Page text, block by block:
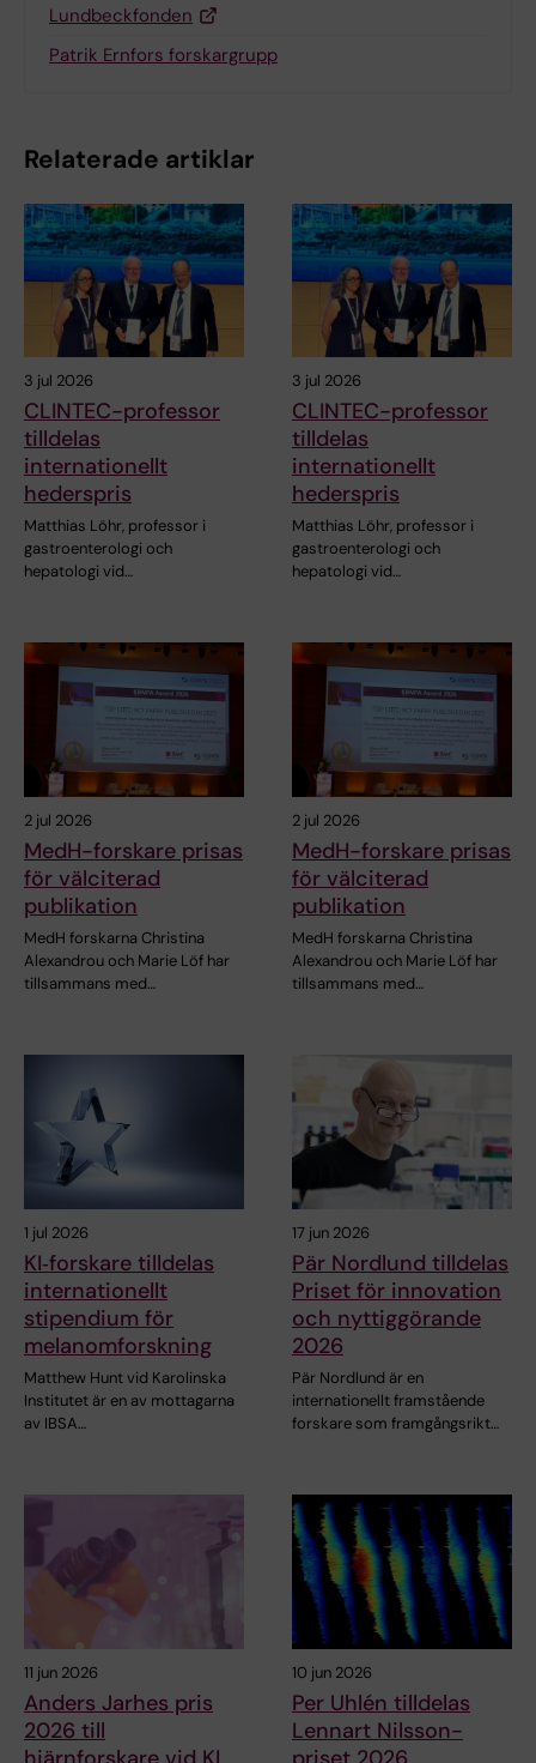
Lundbeckfonden
Patrik Ernfors forskargrupp
Relaterade artiklar
3 jul 2026
CLINTEC-professor
tilldelas
internationellt
hederspris
Matthias Löhr, professor i
gastroenterologi och
hepatologi vid…
3 jul 2026
CLINTEC-professor
tilldelas
internationellt
hederspris
Matthias Löhr, professor i
gastroenterologi och
hepatologi vid…
2 jul 2026
MedH-forskare prisas
för välciterad
publikation
MedH forskarna Christina
Alexandrou och Marie Löf har
tillsammans med…
2 jul 2026
MedH-forskare prisas
för välciterad
publikation
MedH forskarna Christina
Alexandrou och Marie Löf har
tillsammans med…
1 jul 2026
KI‑forskare tilldelas
internationellt
stipendium för
melanomforskning
Matthew Hunt vid Karolinska
Institutet är en av mottagarna
av IBSA…
17 jun 2026
Pär Nordlund tilldelas
Priset för innovation
och nyttiggörande
2026
Pär Nordlund är en
internationellt framstående
forskare som framgångsrikt…
11 jun 2026
Anders Jarhes pris
2026 till
10 jun 2026
Per Uhlén tilldelas
Lennart Nilsson-